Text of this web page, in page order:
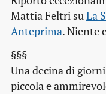
Mattia Feltri suLa
Anteprima. Niente
§§§
Una decina di
piccola e